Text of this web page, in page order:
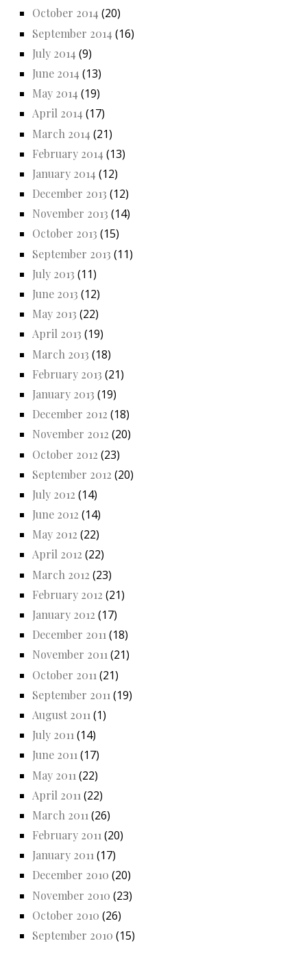
October 2014 (20)
September 2014 (16)
July 2014 (9)
June 2014 (13)
May 2014 (19)
April 2014 (17)
March 2014 (21)
February 2014 (13)
January 2014 (12)
December 2013 (12)
November 2013 (14)
October 2013 (15)
September 2013 (11)
July 2013 (11)
June 2013 (12)
May 2013 (22)
April 2013 (19)
March 2013 (18)
February 2013 (21)
January 2013 (19)
December 2012 (18)
November 2012 (20)
October 2012 (23)
September 2012 (20)
July 2012 (14)
June 2012 (14)
May 2012 (22)
April 2012 (22)
March 2012 (23)
February 2012 (21)
January 2012 (17)
December 2011(18)
November 2011(21)
October 2011 (21)
September 2011 (19)
August 2011 (1)
July 2011 (14)
June 2011(17)
May 2011 (22)
April 2011 (22)
March 2011 (26)
February 2011 (20)
January 2011(17)
December 2010 (20)
November 2010 (23)
October 2010 (26)
September 2010 (15)